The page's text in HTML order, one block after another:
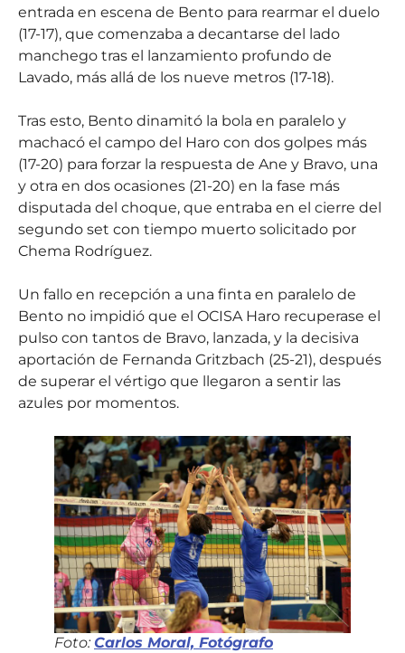
entrada en escena de Bento para rearmar el duelo
(17-17), que comenzaba a decantarse del lado
manchego tras el lanzamiento profundo de
Lavado, más allá de los nueve metros (17-18).
Tras esto, Bento dinamitó la bola en paralelo y
machacó el campo del Haro con dos golpes más
(17-20) para forzar la respuesta de Ane y Bravo, una
y otra en dos ocasiones (21-20) en la fase más
disputada del choque, que entraba en el cierre del
segundo set con tiempo muerto solicitado por
Chema Rodríguez.
Un fallo en recepción a una finta en paralelo de
Bento no impidió que el OCISA Haro recuperase el
pulso con tantos de Bravo, lanzada, y la decisiva
aportación de Fernanda Gritzbach (25-21), después
de superar el vértigo que llegaron a sentir las
azules por momentos.
Foto:Carlos Moral, Fotógrafo